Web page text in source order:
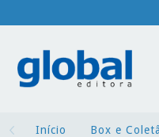
Início Box e